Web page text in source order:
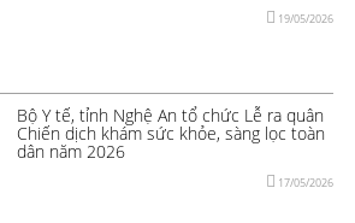
19/05/2026
Bộ Y tế, tỉnh Nghệ An tổ chức Lễ ra quân
Chiến dịch khám sức khỏe, sàng lọc toàn
dân năm 2026
17/05/2026